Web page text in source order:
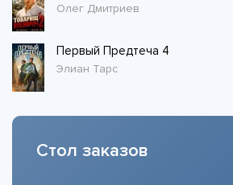
Олег Дмитриев
Первый Предтеча 4
Элиан Тарс
Стол заказов